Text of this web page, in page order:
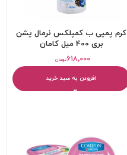
کرم پمپی ب کمپلکس نرمال پشن
بری 400 میل کامان
تومان۶۱۸,۰۰۰
افزودن به سبد خرید